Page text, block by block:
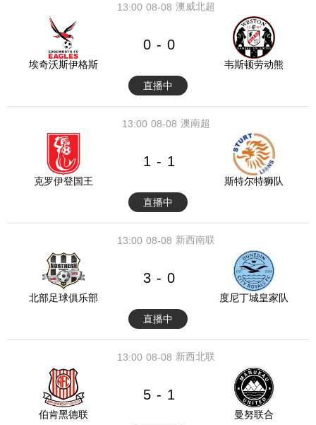
08-08
13:00 澳威北超
埃奇沃斯伊格斯
0 - 0
韦斯顿劳动熊
直播中
08-08
13:00 澳南超
克罗伊登国王
1 - 1
斯特尔特狮队
直播中
08-08
13:00 新西南联
北部足球俱乐部
3 - 0
度尼丁城皇家队
直播中
08-08
13:00 新西北联
伯肯黑德联
5 - 1
曼努联合